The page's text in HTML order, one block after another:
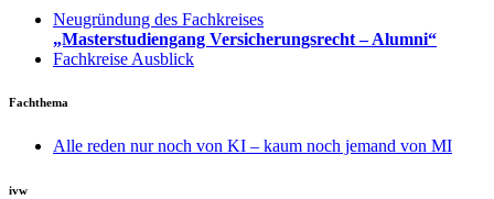
Neugründung des Fachkreises
„Masterstudiengang Versicherungsrecht – Alumni“
Fachkreise Ausblick
Fachthema
Alle reden nur noch von KI – kaum noch jemand von MI
ivw